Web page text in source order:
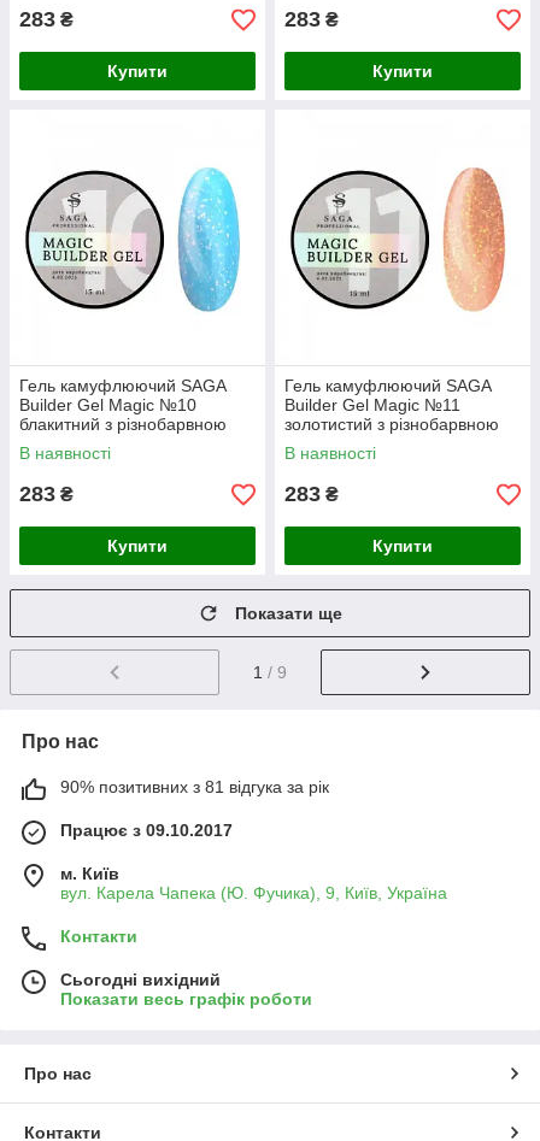
283 ₴
Купити
283 ₴
Купити
Гель камуфлюючий SAGA
Builder Gel Magic №10
блакитний з різнобарвною
поталлю, 15 мл
В наявності
283 ₴
Купити
Гель камуфлюючий SAGA
Builder Gel Magic №11
золотистий з різнобарвною
поталлю, 15 мл
В наявності
283 ₴
Купити
Показати ще
1 / 9
Про нас
90% позитивних з 81 відгука за рік
Працює з 09.10.2017
м. Київ
вул. Карела Чапека (Ю. Фучика), 9, Київ, Україна
Контакти
Сьогодні вихідний
Показати весь графік роботи
Про нас
Контакти